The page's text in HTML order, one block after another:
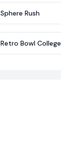
Sphere Rush
Retro Bowl College